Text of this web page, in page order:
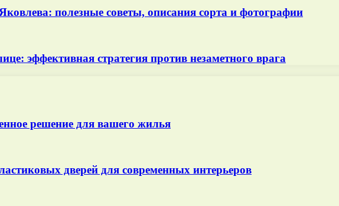
полезные советы, описания сорта и фотографии
эффективная стратегия против незаметного врага
решение для вашего жилья
дверей для современных интерьеров